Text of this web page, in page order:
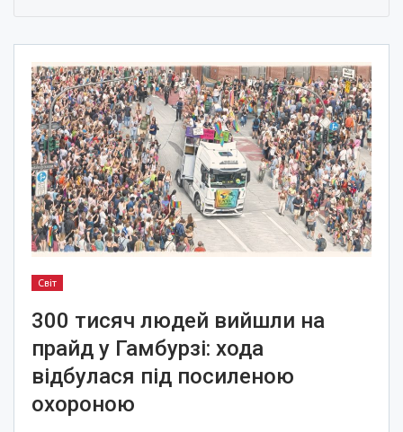
Світ
300 тисяч людей вийшли на
прайд у Гамбурзі: хода
відбулася під посиленою
охороною